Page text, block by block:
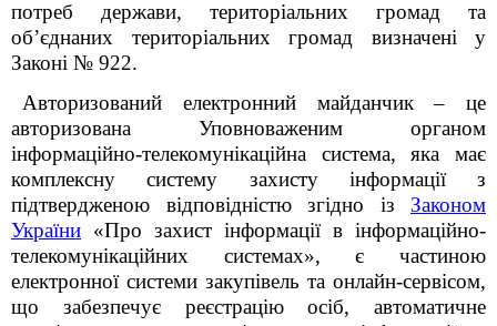
потреб держави, територіальних громад та
об’єднаних територіальних громад визначені у
Законі № 922.
Авторизований електронний майданчик – це
авторизована Уповноваженим органом
інформаційно-телекомунікаційна система, яка має
комплексну систему захисту інформації з
підтвердженою відповідністю згідно із Законом
України «Про захист інформації в інформаційно-
телекомунікаційних системах», є частиною
електронної системи закупівель та онлайн-сервісом,
що забезпечує реєстрацію осіб, автоматичне